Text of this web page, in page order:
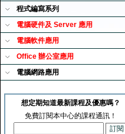
程式編寫系列
電腦硬件及 Server 應用
電腦軟件應用
Office 辦公室應用
電腦網路應用
想定期知道最新課程及優惠嗎？
免費訂閱本中心的課程通訊！